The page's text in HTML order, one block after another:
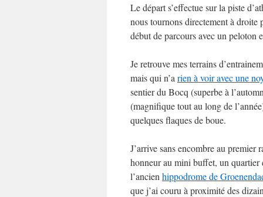
Le départ s’effectue sur la piste
nous tournons directement à droite
début de parcours avec un peloton
Je retrouve mes terrains
mais qui n’a rien à voir avec une
sentier du Bocq (superbe à
(magnifique tout au long de
quelques flaques de boue.
J’arrive sans encombre au premier
honneur au mini buffet, un quartier
l’ancien hippodrome de
que j’ai couru à proximité des